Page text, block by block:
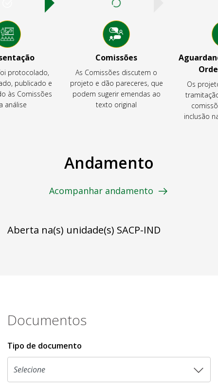
protocolado,
publicado e
às Comissões
análise
Comissões
As Comissões discutem o
projeto e dão pareceres, que
podem sugerir emendas ao
texto original
Os
inclusão
Andamento
Acompanhar andamento
Aberta na(s) unidade(s) SACP-IND
Documentos
Tipo de documento